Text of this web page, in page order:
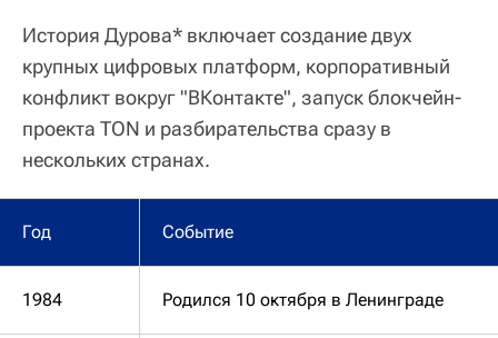
История Дурова* включает создание двух
крупных цифровых платформ, корпоративный
конфликт вокруг "ВКонтакте", запуск блокчейн-
проекта TON и разбирательства сразу в
нескольких странах.
Год Событие
1984 Родился 10 октября в Ленинграде